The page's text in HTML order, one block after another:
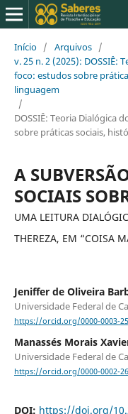
Início / Arquivos /
v. 25 n. 2 (2025): DOSSIÊ:
foco: estudos sobre
linguagem
/
DOSSIÊ: Teoria Dialógica
sobre práticas sociais,
A
SOCIAIS
UMA LEITURA
THEREZA, EM “COISA
Jeniffer de Oliveira
Universidade Federal de
https://orcid.org/0000-0003-
Manassés Morais
Universidade Federal de
https://orcid.org/0000-0002-
DOI: https://doi.org/